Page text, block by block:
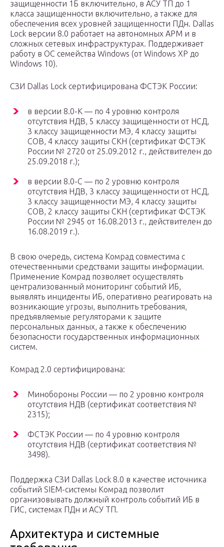
защищенности 1Б включительно, в АСУ ТП до 1
класса защищенности включительно, а также для
обеспечения всех уровней защищенности ПДн. Dallas
Lock версии 8.0 работает на автономных АРМ и в
сложных сетевых инфраструктурах. Поддерживает
работу в ОС семейства Windows (от Windows XP до
Windows 10).
СЗИ Dallas Lock сертифицирована ФСТЭК России:
в версии 8.0-K — по 4 уровню контроля
отсутствия НДВ, 5 классу защищенности от НСД,
3 классу защищенности МЭ, 4 классу защиты
СОВ, 4 классу защиты СКН (сертификат ФСТЭК
России № 2720 от 25.09.2012 г., действителен до
25.09.2018 г.);
в версии 8.0-C — по 2 уровню контроля
отсутствия НДВ, 3 классу защищенности от НСД,
3 классу защищенности МЭ, 4 классу защиты
СОВ, 2 классу защиты СКН (сертификат ФСТЭК
России № 2945 от 16.08.2013 г., действителен до
16.08.2019 г.).
В свою очередь, система Комрад совместима с
отечественными средствами защиты информации.
Применение Комрад позволяет осуществлять
централизованный мониторинг событий ИБ,
выявлять инциденты ИБ, оперативно реагировать на
возникающие угрозы, выполнить требования,
предъявляемые регуляторами к защите
персональных данных, а также к обеспечению
безопасности государственных информационных
систем.
Комрад 2.0 сертифицирована:
Минобороны России — по 2 уровню контроля
отсутствия НДВ (сертификат соответствия №
2315);
ФСТЭК России — по 4 уровню контроля
отсутствия НДВ (сертификат соответствия №
3498).
Поддержка СЗИ Dallas Lock 8.0 в качестве источника
событий SIEM-системы Комрад позволит
организовывать должный контроль событий ИБ в
ГИС, системах ПДн и АСУ ТП.
Архитектура и системные